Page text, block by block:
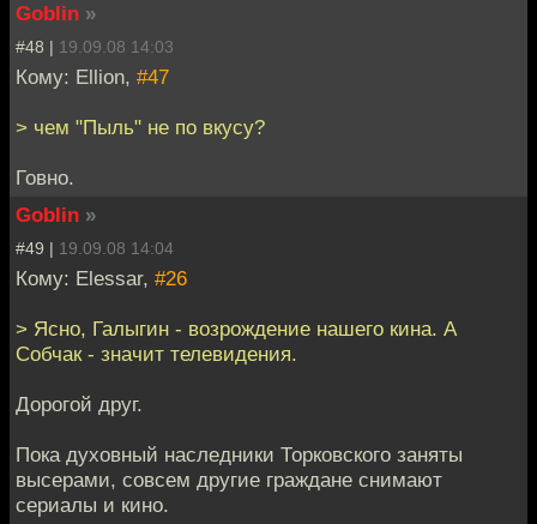
Goblin »
#48 | 19.09.08 14:03
Кому: Ellion, #47
> чем "Пыль" не по вкусу?
Говно.
Goblin »
#49 | 19.09.08 14:04
Кому: Elessar, #26
> Ясно, Галыгин - возрождение нашего кина. А
Собчак - значит телевидения.
Дорогой друг.
Пока духовный наследники Торковского заняты
высерами, совсем другие граждане снимают
сериалы и кино.